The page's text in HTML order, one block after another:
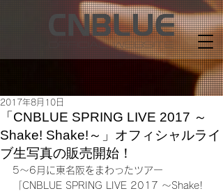
「CNBLUE SPRING LIVE 2017 ～
Shake! Shake!～」オフィシャルライ
ブ生写真の販売開始！
2017年8月10日
5～6月に東名阪をまわったツアー
「CNBLUE SPRING LIVE 2017 ～Shake!